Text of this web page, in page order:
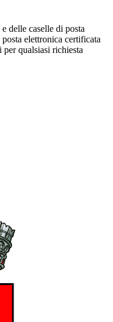
delle caselle di posta
elettronica certificata
qualsiasi richiesta